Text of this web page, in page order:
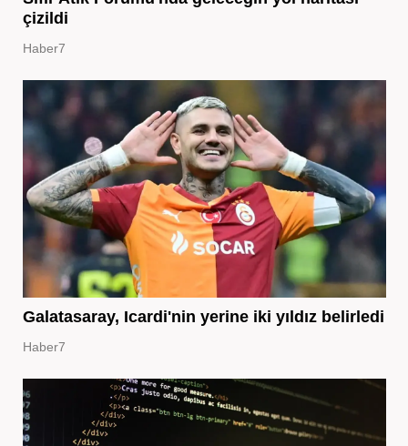
çizildi
Haber7
Galatasaray, Icardi'nin yerine iki yıldız belirledi
Haber7